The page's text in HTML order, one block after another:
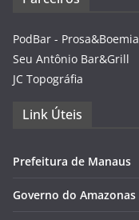
PodBar - Prosa&Boemia
Seu Antônio Bar&Grill
JC Topográfia
Link Úteis
Prefeitura de Manaus
Governo do Amazonas